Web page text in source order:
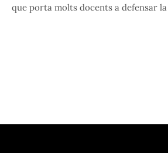
que porta molts docents a defensar